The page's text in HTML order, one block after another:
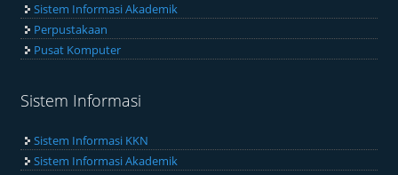
Sistem Informasi Akademik
Perpustakaan
Pusat Komputer
Sistem Informasi
Sistem Informasi KKN
Sistem Informasi Akademik